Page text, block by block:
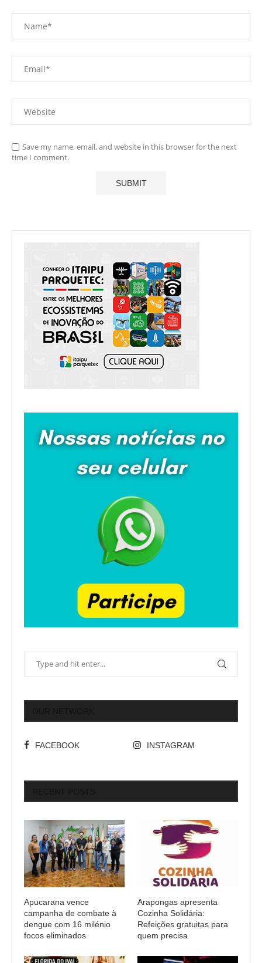
Save my name, email, and website in this browser for the next
time I comment.
FACEBOOK INSTAGRAM
Apucarana vence
campanha de combate à
dengue com 16 milénio
focos eliminados
Arapongas apresenta
Cozinha Solidária:
Refeições gratuitas para
quem precisa